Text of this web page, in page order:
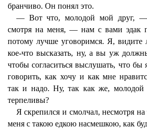
бранчиво. Он понял это.
— Вот что, молодой мой друг, —
смотря на меня, — нам с вами эдак
потому лучше уговоримся. Я,
кое-что высказать, ну, а вы уж
чтобы согласиться выслушать, что
говорить, как хочу и как мне
так и надо. Ну, так как же, молодой
терпеливы?
Я скрепился и смолчал, несмотря
меня с такою едкою насмешкою, как